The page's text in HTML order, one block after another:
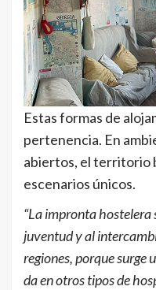
Estas formas de
pertenencia. En
abiertos, el territorio
escenarios únicos.
“La impronta
juventud y al
regiones, porque surge
da en otros tipos de